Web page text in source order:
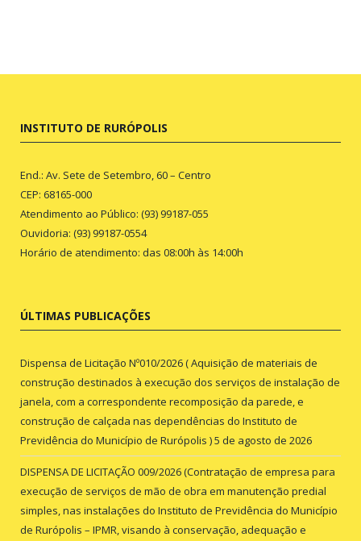
INSTITUTO DE RURÓPOLIS
End.: Av. Sete de Setembro, 60 – Centro
CEP: 68165-000
Atendimento ao Público: (93) 99187-055
Ouvidoria: (93) 99187-0554
Horário de atendimento: das 08:00h às 14:00h
ÚLTIMAS PUBLICAÇÕES
Dispensa de Licitação Nº010/2026 ( Aquisição de materiais de
construção destinados à execução dos serviços de instalação de
janela, com a correspondente recomposição da parede, e
construção de calçada nas dependências do Instituto de
Previdência do Município de Rurópolis )5 de agosto de 2026
DISPENSA DE LICITAÇÃO 009/2026 (Contratação de empresa para
execução de serviços de mão de obra em manutenção predial
simples, nas instalações do Instituto de Previdência do Município
de Rurópolis – IPMR, visando à conservação, adequação e